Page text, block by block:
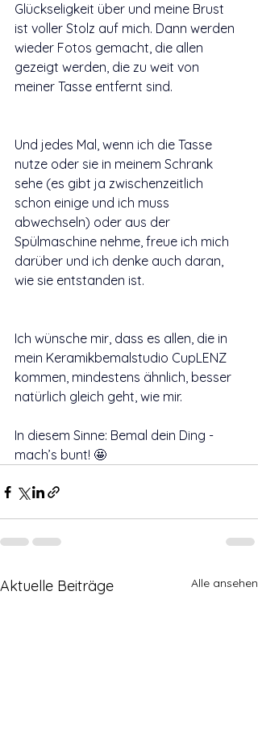
Glückseligkeit über und meine Brust
ist voller Stolz auf mich. Dann werden
wieder Fotos gemacht, die allen
gezeigt werden, die zu weit von
meiner Tasse entfernt sind.
Und jedes Mal, wenn ich die Tasse
nutze oder sie in meinem Schrank
sehe (es gibt ja zwischenzeitlich
schon einige und ich muss
abwechseln) oder aus der
Spülmaschine nehme, freue ich mich
darüber und ich denke auch daran,
wie sie entstanden ist.
Ich wünsche mir, dass es allen, die in
mein Keramikbemalstudio CupLENZ
kommen, mindestens ähnlich, besser
natürlich gleich geht, wie mir.
In diesem Sinne: Bemal dein Ding -
mach’s bunt! 🤩
Aktuelle Beiträge Alle ansehen